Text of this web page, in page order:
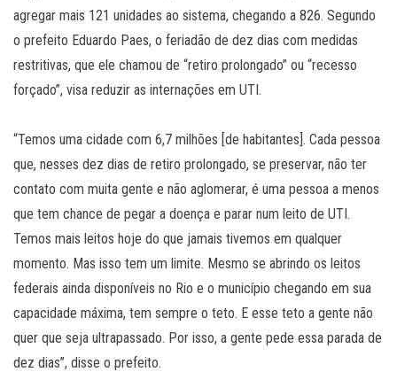
agregar mais 121 unidades ao sistema, chegando a 826. Segundo
o prefeito Eduardo Paes, o feriadão de dez dias com medidas
restritivas, que ele chamou de “retiro prolongado” ou “recesso
forçado”, visa reduzir as internações em UTI.
“Temos uma cidade com 6,7 milhões [de habitantes]. Cada pessoa
que, nesses dez dias de retiro prolongado, se preservar, não ter
contato com muita gente e não aglomerar, é uma pessoa a menos
que tem chance de pegar a doença e parar num leito de UTI.
Temos mais leitos hoje do que jamais tivemos em qualquer
momento. Mas isso tem um limite. Mesmo se abrindo os leitos
federais ainda disponíveis no Rio e o município chegando em sua
capacidade máxima, tem sempre o teto. E esse teto a gente não
quer que seja ultrapassado. Por isso, a gente pede essa parada de
dez dias”, disse o prefeito.